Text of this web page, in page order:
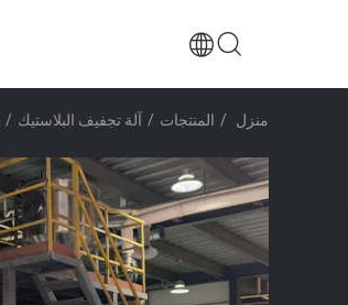
منزل / المنتجات / آلة تجفيف البلاستيك /